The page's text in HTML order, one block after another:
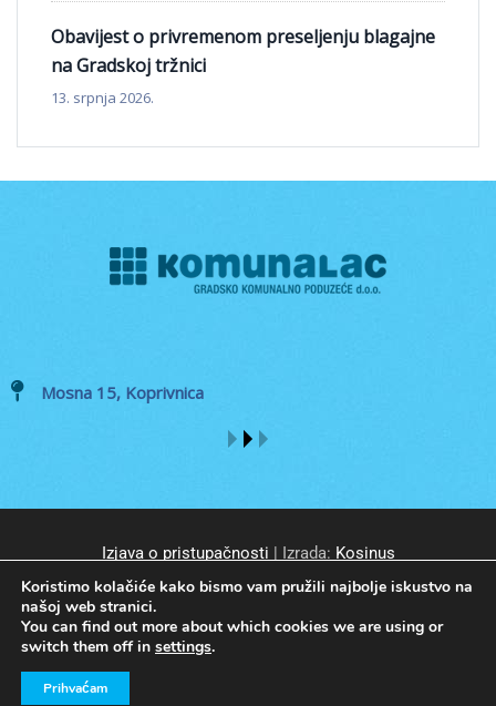
Obavijest o privremenom preseljenju blagajne
na Gradskoj tržnici
13. srpnja 2026.
Mosna 15, Koprivnica
Izjava o pristupačnosti | Izrada: Kosinus
© GKP Komunalac Koprivnica d.o.o. Sva prava pridržana.
Koristimo kolačiće kako bismo vam pružili najbolje iskustvo na
našoj web stranici.
You can find out more about which cookies we are using or
switch them off in settings.
Prihvaćam